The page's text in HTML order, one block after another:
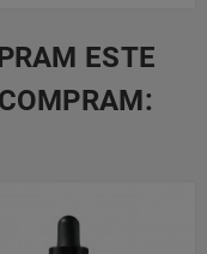
ESTE